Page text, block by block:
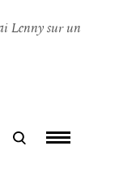
Lenny sur un